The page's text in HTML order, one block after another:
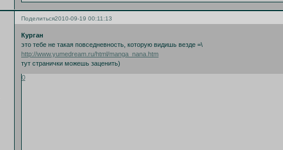
Поделиться2010-09-19 00:11:13
Курган
это тебе не такая повседневность, которую видишь везде =\
http://www.yumedream.ru/html/manga_nana.htm
тут странички можешь заценить)
0